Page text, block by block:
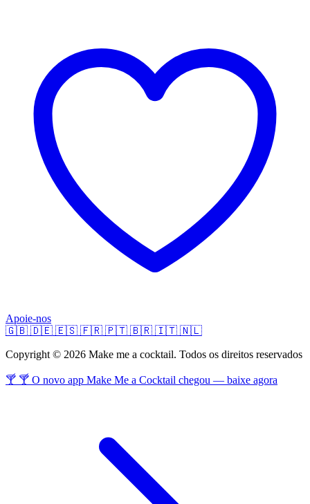
Apoie-nos
🇬🇧 🇩🇪 🇪🇸 🇫🇷 🇵🇹 🇧🇷 🇮🇹 🇳🇱
Copyright © 2026 Make me a cocktail. Todos os direitos reservados
🍸 🍸 O novo app Make Me a Cocktail chegou — baixe agora